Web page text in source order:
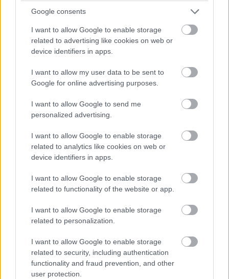
Google consents
I want to allow Google to enable storage
related to advertising like cookies on web or
device identifiers in apps.
I want to allow my user data to be sent to
Google for online advertising purposes.
I want to allow Google to send me
personalized advertising.
I want to allow Google to enable storage
related to analytics like cookies on web or
device identifiers in apps.
I want to allow Google to enable storage
related to functionality of the website or app.
I want to allow Google to enable storage
related to personalization.
I want to allow Google to enable storage
related to security, including authentication
functionality and fraud prevention, and other
user protection.